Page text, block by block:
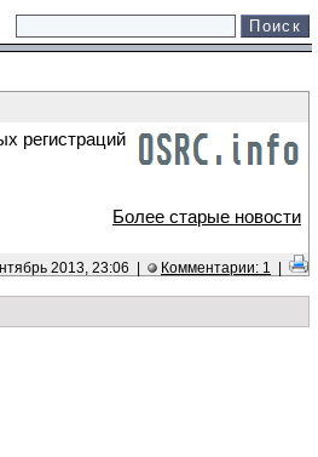
регистраций
Более старые новости
2013, 23:06 | Комментарии: 1 |